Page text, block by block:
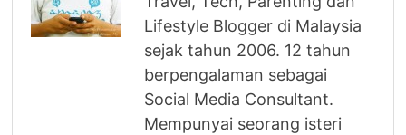
Lifestyle Blogger di Malaysia
sejak tahun 2006. 12 tahun
berpengalaman sebagai
Social Media Consultant.
Mempunyai seorang isteri